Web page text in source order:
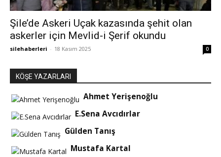
Şile’de Askeri Uçak kazasında şehit olan
askerler için Mevlid-i Şerif okundu
silehaberleri - 18 Kasım 2025 0
KÖŞE YAZARLARI
Ahmet Yerişenoğlu
E.Sena Avcıdırlar
Gülden Tanış
Mustafa Kartal